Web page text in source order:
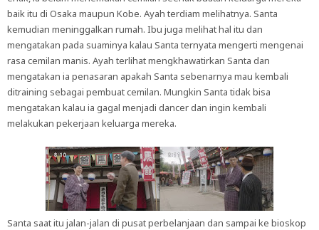
baik itu di Osaka maupun Kobe. Ayah terdiam melihatnya. Santa
kemudian meninggalkan rumah. Ibu juga melihat hal itu dan
mengatakan pada suaminya kalau Santa ternyata mengerti mengenai
rasa cemilan manis. Ayah terlihat mengkhawatirkan Santa dan
mengatakan ia penasaran apakah Santa sebenarnya mau kembali
ditraining sebagai pembuat cemilan. Mungkin Santa tidak bisa
mengatakan kalau ia gagal menjadi dancer dan ingin kembali
melakukan pekerjaan keluarga mereka.
Santa saat itu jalan-jalan di pusat perbelanjaan dan sampai ke bioskop